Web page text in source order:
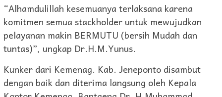
“Alhamdulillah kesemuanya terlaksana karena
komitmen semua stackholder untuk mewujudkan
pelayanan makin BERMUTU (bersih Mudah dan
tuntas)”, ungkap Dr.H.M.Yunus.
Kunker dari Kemenag. Kab. Jeneponto disambut
dengan baik dan diterima langsung oleh Kepala